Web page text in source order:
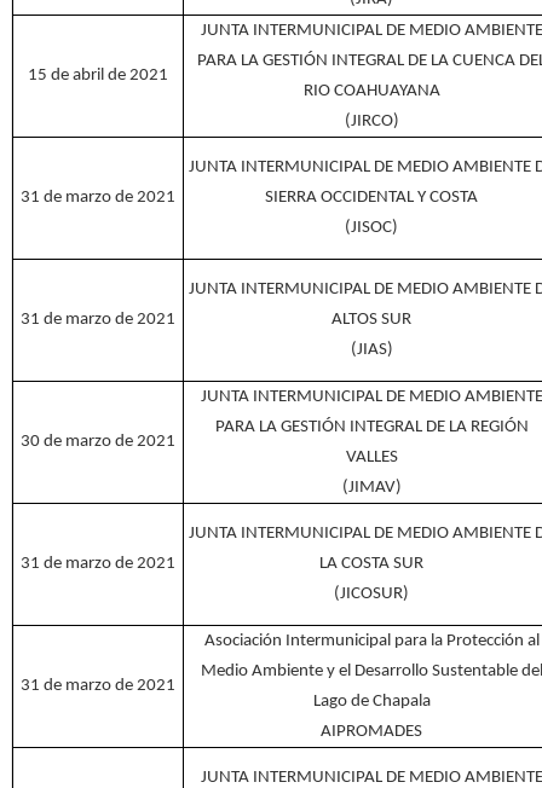
15 de abril de 2021
JUNTA INTERMUNICIPAL DE MEDIO AMBIENTE
PARA LA GESTIÓN INTEGRAL DE LA CUENCA
RIO COAHUAYANA
(JIRCO)
31 de marzo de 2021
JUNTA INTERMUNICIPAL DE MEDIO AMBIENTE
SIERRA OCCIDENTAL Y COSTA
(JISOC)
31 de marzo de 2021
JUNTA INTERMUNICIPAL DE MEDIO AMBIENTE
ALTOS SUR
(JIAS)
30 de marzo de 2021
JUNTA INTERMUNICIPAL DE MEDIO AMBIENTE
PARA LA GESTIÓN INTEGRAL DE LA REGIÓN
VALLES
(JIMAV)
31 de marzo de 2021
JUNTA INTERMUNICIPAL DE MEDIO AMBIENTE
LA COSTA SUR
(JICOSUR)
31 de marzo de 2021
Asociación Intermunicipal para la Protección al
Medio Ambiente y el Desarrollo Sustentable del
Lago de Chapala
AIPROMADES
JUNTA INTERMUNICIPAL DE MEDIO AMBIENTE